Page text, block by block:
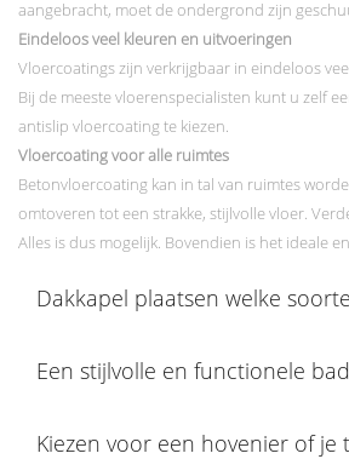
aangebracht, moet de ondergrond zijn
Eindeloos veel kleuren en uitvoeringen
Vloercoatings zijn verkrijgbaar in eindeloos
Bij de meeste vloerenspecialisten kunt u zelf
antislip vloercoating te kiezen.
Vloercoating voor alle ruimtes
Betonvloercoating kan in tal van ruimtes
omtoveren tot een strakke, stijlvolle vloer.
Alles is dus mogelijk. Bovendien is het ideale
Dakkapel plaatsen welke
Een stijlvolle en functionele
Kiezen voor een hovenier of je